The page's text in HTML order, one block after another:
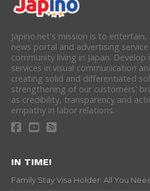
Japino.net's mission is to
news portal and advertising
community living in Japan.
services in visual communication
creating solid and differentiated
strengthening of our customers'
as credibility, transparency and
empathy in labor relations.
IN TIME!
Family Stay Visa Holder: All You